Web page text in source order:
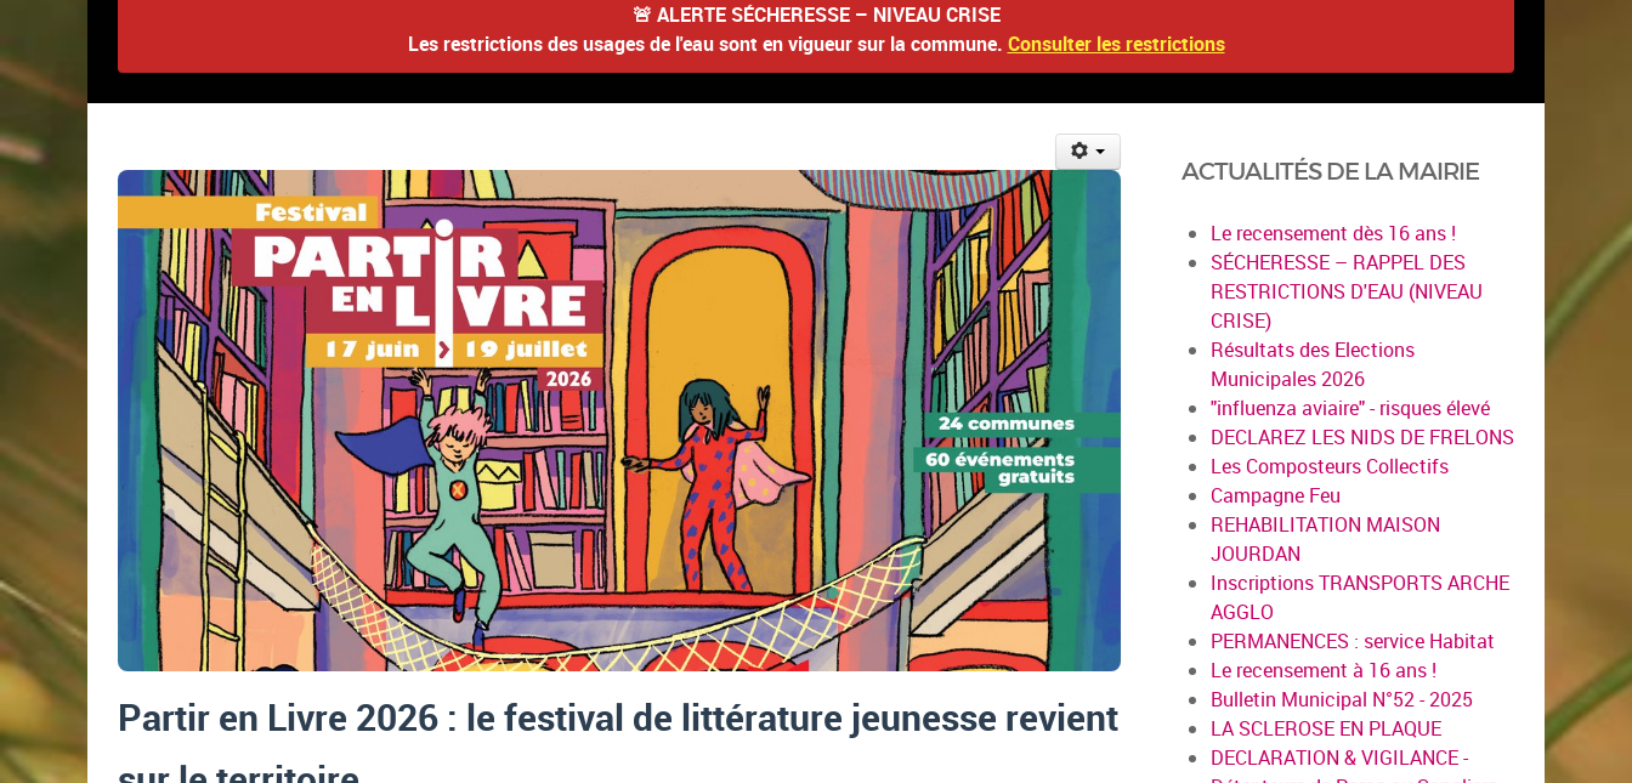
🚨 ALERTE SÉCHERESSE – NIVEAU CRISE
Les restrictions des usages de l'eau sont en vigueur sur la commune. Consulter les restrictions
Partir en Livre 2026 : le festival de littérature jeunesse revient
ACTUALITÉS DE LA MAIRIE
Le recensement dès 16 ans !
SÉCHERESSE – RAPPEL DES
RESTRICTIONS D'EAU (NIVEAU
CRISE)
Résultats des Elections
Municipales 2026
"influenza aviaire" - risques élevé
DECLAREZ LES NIDS DE FRELONS
Les Composteurs Collectifs
Campagne Feu
REHABILITATION MAISON
JOURDAN
Inscriptions TRANSPORTS ARCHE
AGGLO
PERMANENCES : service Habitat
Le recensement à 16 ans !
Bulletin Municipal N°52 - 2025
LA SCLEROSE EN PLAQUE
DECLARATION & VIGILANCE -